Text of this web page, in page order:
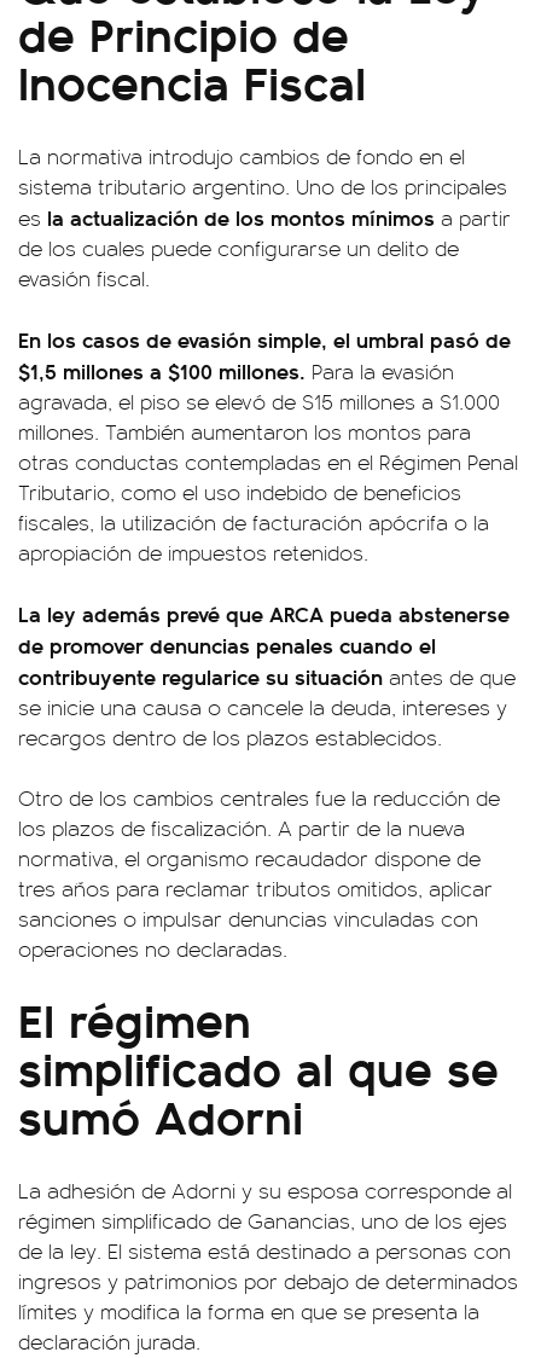
de Principio de
Inocencia Fiscal
La normativa introdujo cambios de fondo en el
sistema tributario argentino. Uno de los principales
es la actualización de los montos mínimos a partir
de los cuales puede configurarse un delito de
evasión fiscal.
En los casos de evasión simple, el umbral pasó de
$1,5 millones a $100 millones. Para la evasión
agravada, el piso se elevó de $15 millones a $1.000
millones. También aumentaron los montos para
otras conductas contempladas en el Régimen Penal
Tributario, como el uso indebido de beneficios
fiscales, la utilización de facturación apócrifa o la
apropiación de impuestos retenidos.
La ley además prevé que ARCA pueda abstenerse
de promover denuncias penales cuando el
contribuyente regularice su situación antes de que
se inicie una causa o cancele la deuda, intereses y
recargos dentro de los plazos establecidos.
Otro de los cambios centrales fue la reducción de
los plazos de fiscalización. A partir de la nueva
normativa, el organismo recaudador dispone de
tres años para reclamar tributos omitidos, aplicar
sanciones o impulsar denuncias vinculadas con
operaciones no declaradas.
El régimen
simplificado al que se
sumó Adorni
La adhesión de Adorni y su esposa corresponde al
régimen simplificado de Ganancias, uno de los ejes
de la ley. El sistema está destinado a personas con
ingresos y patrimonios por debajo de determinados
límites y modifica la forma en que se presenta la
declaración jurada.